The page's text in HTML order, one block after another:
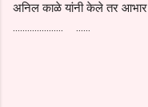
अनिल काळे यांनी केले तर आभार
..................... ......